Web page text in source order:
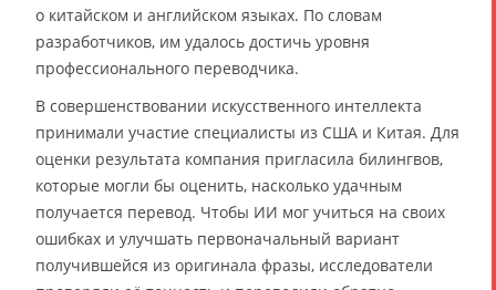
о китайском и английском языках. По словам
разработчиков, им удалось достичь уровня
профессионального переводчика.
В совершенствовании искусственного интеллекта
принимали участие специалисты из США и Китая. Для
оценки результата компания пригласила билингвов,
которые могли бы оценить, насколько удачным
получается перевод. Чтобы ИИ мог учиться на своих
ошибках и улучшать первоначальный вариант
получившейся из оригинала фразы, исследователи